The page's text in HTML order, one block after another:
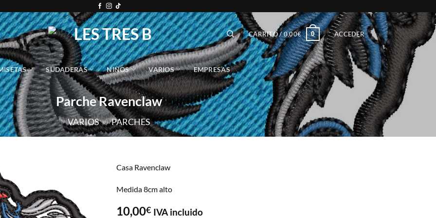
CARRITO /0,00€ 0 ACCEDER
SUDADERAS NIÑOS VARIOS EMPRESAS
Parche Ravenclaw
VARIOS / PARCHES
Casa Ravenclaw
Medida 8cm alto
10,00€ IVA incluido